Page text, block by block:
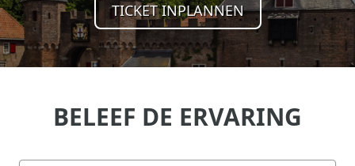
TICKET INPLANNEN
BELEEF DE ERVARING